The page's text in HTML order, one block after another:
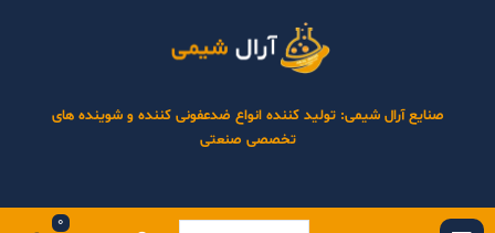
صنایع آرال شیمی: تولید کننده انواع ضدعفونی کننده و شوینده های
تخصصی صنعتی
0